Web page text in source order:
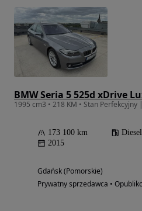
BMW Seria 5 525d xDrive
173 100 km Diesel
2015
Gdańsk (Pomorskie)
Prywatny sprzedawca •